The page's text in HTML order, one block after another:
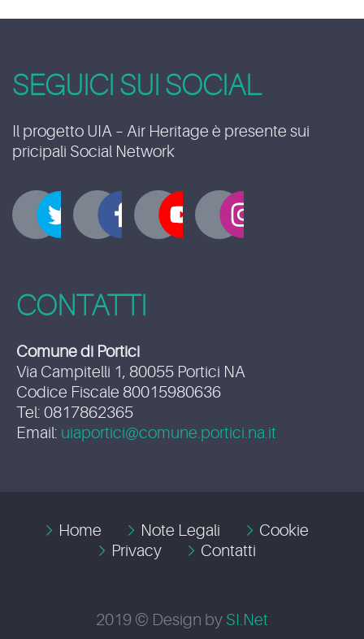
SEGUICI SUI SOCIAL
Il progetto UIA – Air Heritage è presente sui
pricipali Social Network
CONTATTI
Comune di Portici
Via Campitelli 1, 80055 Portici NA
Codice Fiscale 80015980636
Tel: 0817862365
Email: uiaportici@comune.portici.na.it
Home Note Legali
Cookie
Privacy
Contatti
2019 © Design by SI.Net